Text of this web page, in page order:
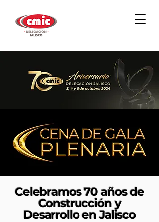
Celebramos 70 años de
Construcción y
Desarrollo en Jalisco